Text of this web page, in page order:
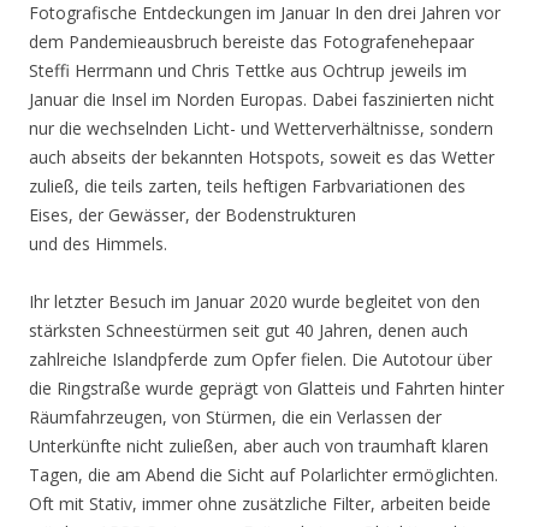
Fotografische Entdeckungen im Januar In den drei Jahren vor
dem Pandemieausbruch bereiste das Fotografenehepaar
Steffi Herrmann und Chris Tettke aus Ochtrup jeweils im
Januar die Insel im Norden Europas. Dabei faszinierten nicht
nur die wechselnden Licht- und Wetterverhältnisse, sondern
auch abseits der bekannten Hotspots, soweit es das Wetter
zuließ, die teils zarten, teils heftigen Farbvariationen des
Eises, der Gewässer, der Bodenstrukturen
und des Himmels.
Ihr letzter Besuch im Januar 2020 wurde begleitet von den
stärksten Schneestürmen seit gut 40 Jahren, denen auch
zahlreiche Islandpferde zum Opfer fielen. Die Autotour über
die Ringstraße wurde geprägt von Glatteis und Fahrten hinter
Räumfahrzeugen, von Stürmen, die ein Verlassen der
Unterkünfte nicht zuließen, aber auch von traumhaft klaren
Tagen, die am Abend die Sicht auf Polarlichter ermöglichten.
Oft mit Stativ, immer ohne zusätzliche Filter, arbeiten beide